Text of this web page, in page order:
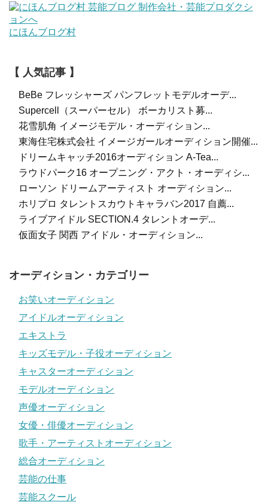
にほんブログ村
【 人気記事 】
BeBe フレッシャーズ パンフレットモデルオーデ...
Supercell（スーパーセル） ボーカリスト募...
花雪肌角 イメージモデル・オーディション...
東海住宅株式会社 イメージガールオーディション開催...
ドリームキャッチ2016オーディション A-Tea...
ラウドパーク16 オープニング・アクト・オーディシ...
ローソン ドリームアーティスト オーディション...
ホリプロ タレントスカウトキャラバン2017 自薦...
ライブアイドル SECTION.4 タレントオーデ...
仮面女子 関西 アイドル・オーディション...
オーディション・カテゴリー
お笑いオーディション
アイドルオーディション
エキストラ
キッズモデル・子役オーディション
キャスターオーディション
モデルオーディション
声優オーディション
女優・俳優オーディション
歌手・アーティストオーディション
総合オーディション
芸能の仕事
芸能スクール